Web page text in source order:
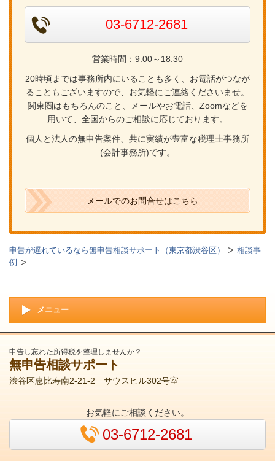
03-6712-2681
営業時間：9:00～18:30
20時頃までは事務所内にいることも多く、お電話がつなが
ることもございますので、お気軽にご連絡くださいませ。
関東圏はもちろんのこと、メールやお電話、Zoomなどを
用いて、全国からのご相談に応じております。
個人と法人の無申告案件、共に実績が豊富な税理士事務所
(会計事務所)です。
メールでのお問合せはこちら
申告が遅れているなら無申告相談サポート（東京都渋谷区）
相談事
例
メニュー
申告し忘れた所得税を整理しませんか？
無申告相談サポート
渋谷区恵比寿南2-21-2 サウスヒル302号室
お気軽にご相談ください。
03-6712-2681